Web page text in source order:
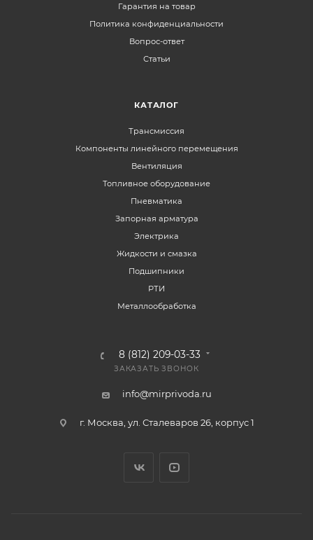
Гарантия на товар
Политика конфиденциальности
Вопрос-ответ
Статьи
КАТАЛОГ
Трансмиссия
Компоненты линейного перемещения
Вентиляция
Топливное оборудование
Пневматика
Запорная арматура
Электрика
Жидкости и смазка
Подшипники
РТИ
Металлообработка
8 (812) 209-03-33
ЗАКАЗАТЬ ЗВОНОК
info@mirprivoda.ru
г. Москва, ул. Сталеваров 26, корпус 1